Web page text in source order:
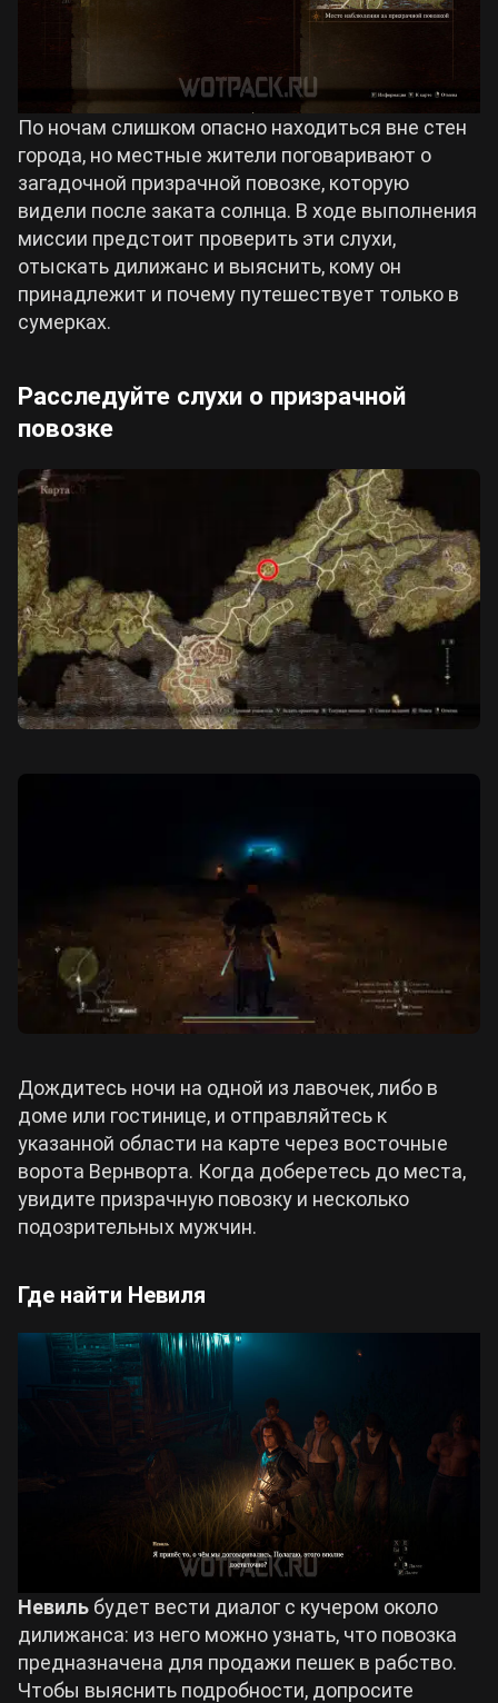
По ночам слишком опасно находиться вне стен
города, но местные жители поговаривают о
загадочной призрачной повозке, которую
видели после заката солнца. В ходе выполнения
миссии предстоит проверить эти слухи,
отыскать дилижанс и выяснить, кому он
принадлежит и почему путешествует только в
сумерках.
Расследуйте слухи о призрачной
повозке
Дождитесь ночи на одной из лавочек, либо в
доме или гостинице, и отправляйтесь к
указанной области на карте через восточные
ворота Вернворта. Когда доберетесь до места,
увидите призрачную повозку и несколько
подозрительных мужчин.
Где найти Невиля
Невиль будет вести диалог с кучером около
дилижанса: из него можно узнать, что повозка
предназначена для продажи пешек в рабство.
Чтобы выяснить подробности, допросите